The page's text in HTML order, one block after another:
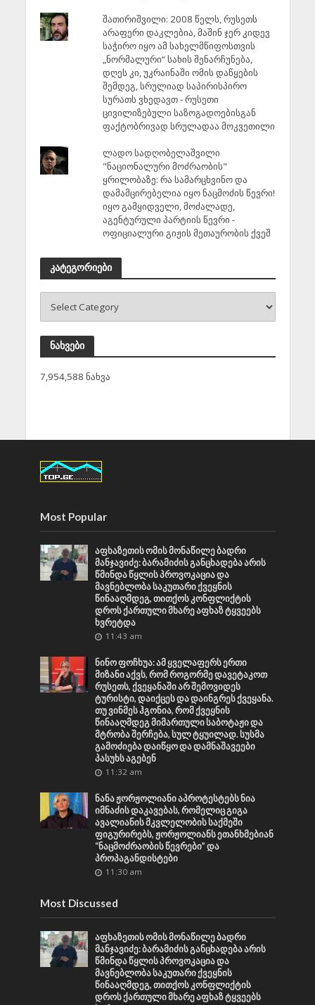
შათირიშვილი: 2008 წელს, რუსეთს
არაფერი დაკლებია, მაშინ ჯერ კიდევ
საჭირო იყო ამ სახელმწიფოსთვის
„ნორმალური“ სახის შენარჩუნება,
დღეს კი, უკრაინაში ომის დაწყების
შემდეგ, სრულიად საპირისპირო
სურათს ვხედავთ - რუსეთი
ცივილიზებული საზოგადოებისგან
ფაქტობრივად სრულადაა მოკვეთილი
ლადო სადღობელაშვილი
"ნაციონალური მოძრაობის"
ყრილობაზე: რა სამარცხვინო და
დამამცირებელია იყო ნაცმოძის წევრი!
იყო გამყიდველი, მოძალადე,
აგენტურული პარტიის წევრი -
ოფიციალური გიჟის მეთაურობის ქვეშ
კატეგორიები
ნახვები
7,954,588 ნახვა
Most Popular
აფხაზეთის ომის მონაწილე ბადრი
მანჯავიძე: ბარამიძის განცხადება არის
წმინდა წყლის პროვოკაცია და
მავნებლობა საკუთარი ქვეყნის
წინააღმდეგ, თითქოს კონფლიქტის
დროს ქართული მხარე აფხაზ ტყვეებს
ხვრეტდა
11:43 am
ნინო ფოჩხუა: ამ ყველაფერს ერთი
მიზანი აქვს, რომ როგორმე დავეტაკოთ
რუსეთს, ქვეყანაში არ შემოვიდეს
ტურისტი, დაიქცეს და დაინგრეს ქვეყანა.
თუ ვინმეს ჰგონია, რომ ქვეყნის
წინააღმდეგ მიმართული საბოტაჟი და
მტრობა შერჩება, სულ ტყუილად. სუსმა
გამოძიება დაიწყო და დამნაშავეები
პასუხს აგებენ
11:32 am
ნანა ჟორჟოლიანი აპროტესტებს ნია
იმნაძის დაკავებას, რომელიც გიგა
ავალიანის მკვლელობის საქმეში
ფიგურირებს, ჟორჟოლიანს ეთანხმებიან
“ნაცმოძრაობის წევრები” და
პროპაგანდისტები
11:30 am
Most Discussed
აფხაზეთის ომის მონაწილე ბადრი
მანჯავიძე: ბარამიძის განცხადება არის
წმინდა წყლის პროვოკაცია და
მავნებლობა საკუთარი ქვეყნის
წინააღმდეგ, თითქოს კონფლიქტის
დროს ქართული მხარე აფხაზ ტყვეებს